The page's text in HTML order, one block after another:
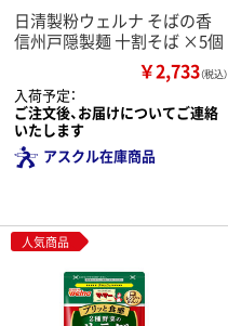
日清製粉ウェルナ そばの香
信州戸隠製麺 十割そば ×5個
￥2,733（税込）
入荷予定：
ご注文後、お届けについてご連絡
いたします
アスクル在庫商品
人気商品